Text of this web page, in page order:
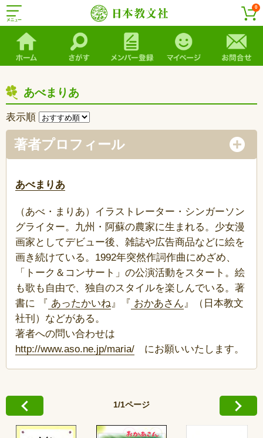
0
あべまりあ
表示順
著者プロフィール
あべまりあ
（あべ・まりあ）イラストレーター・シンガーソン
グライター。九州・阿蘇の農家に生まれる。少女漫
画家としてデビュー後、雑誌や広告商品などに絵を
画き続けている。1992年突然作詞作曲にめざめ、
「トーク＆コンサート」の公演活動をスタート。絵
も歌も自由で、独自のスタイルを楽しんでいる。著
書に 『 あったかいね』『 おかあさん』（日本教文
社刊）などがある。
著者への問い合わせは
http://www.aso.ne.jp/maria/ にお願いいたします。
1/1ページ